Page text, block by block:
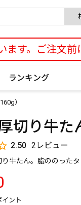
す。ご注文前
ランキング
）
切り牛た
2.50 2
牛たん。脂ののったタ
イント